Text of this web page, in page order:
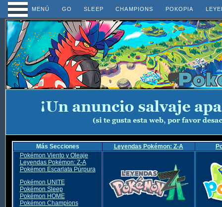
MENÚ GO SLEEP CHAMPIONS POKOPIA
Más Secciones Leyendas Pokémon: Z-A
Pokémon Viento y Oleaje
Leyendas Pokémon: Z-A
Pokémon Escarlata Púrpura
Pokémon UNITE
Pokémon Sleep
Pokémon HOME
Pokémon Champions